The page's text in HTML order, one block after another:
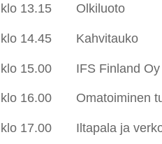
klo 13.15 Olkiluoto
klo 14.45 Kahvitauko
klo 15.00 IFS Finland Oy
klo 16.00 Omatoiminen
klo 17.00 Iltapala ja